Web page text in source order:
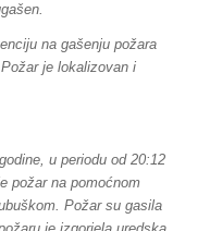
na gašenju požara
je lokalizovan i
u periodu od 20:12
požar na pomoćnom
Požar su gasila